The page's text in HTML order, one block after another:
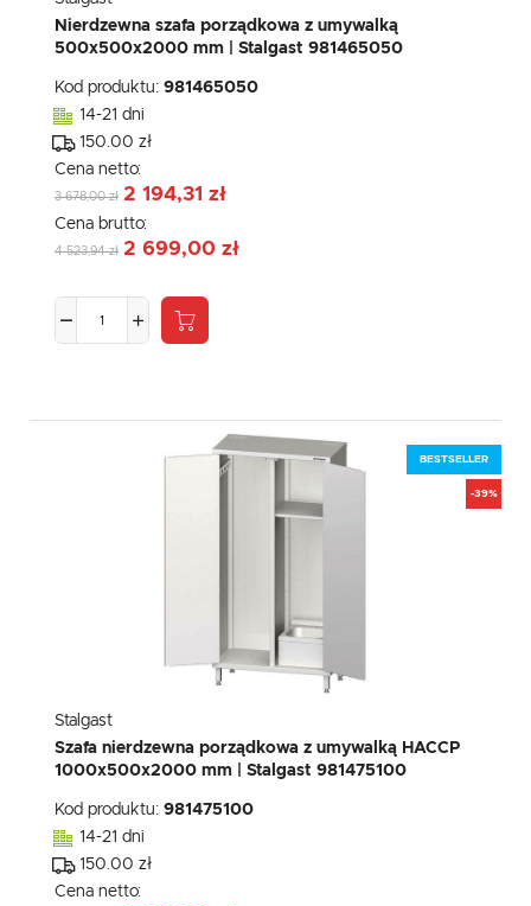
Nierdzewna szafa porządkowa z umywalką
500x500x2000 mm | Stalgast 981465050
Kod produktu: 981465050
14-21 dni
150.00 zł
Cena netto:
3 678,00 zł 2 194,31 zł
Cena brutto:
4 523,94 zł 2 699,00 zł
BESTSELLER
-39%
Stalgast
Szafa nierdzewna porządkowa z umywalką HACCP
1000x500x2000 mm | Stalgast 981475100
Kod produktu: 981475100
14-21 dni
150.00 zł
Cena netto:
nasze treści w postaci wiadomości, ofert, komunikatów mediów
społecznościowych.